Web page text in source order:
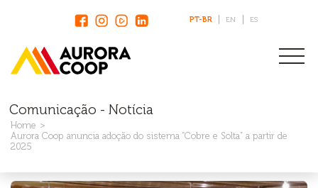
PT-BR EN ES
Comunicação - Notícia
Home
Aurora Coop anuncia adoção do sistema “Cobre e Solta” a partir de
2025